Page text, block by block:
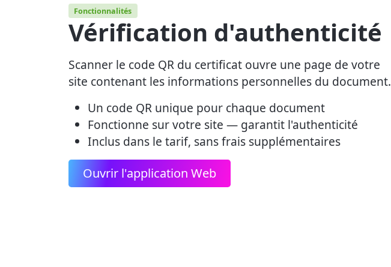
Fonctionnalités
Vérification d'authenticité
Scanner le code QR du certificat ouvre une page de votre
site contenant les informations personnelles du document.
Un code QR unique pour chaque document
Fonctionne sur votre site — garantit l'authenticité
Inclus dans le tarif, sans frais supplémentaires
Ouvrir l'application Web